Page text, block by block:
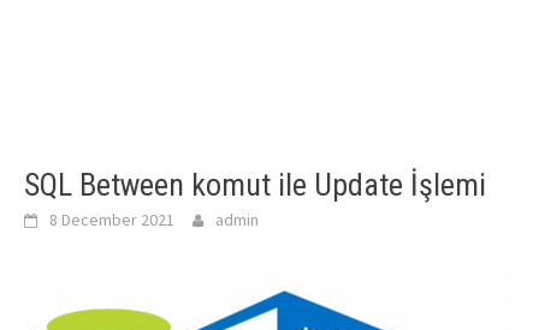
SQL Between komut ile Update İşlemi
8 December 2021 admin